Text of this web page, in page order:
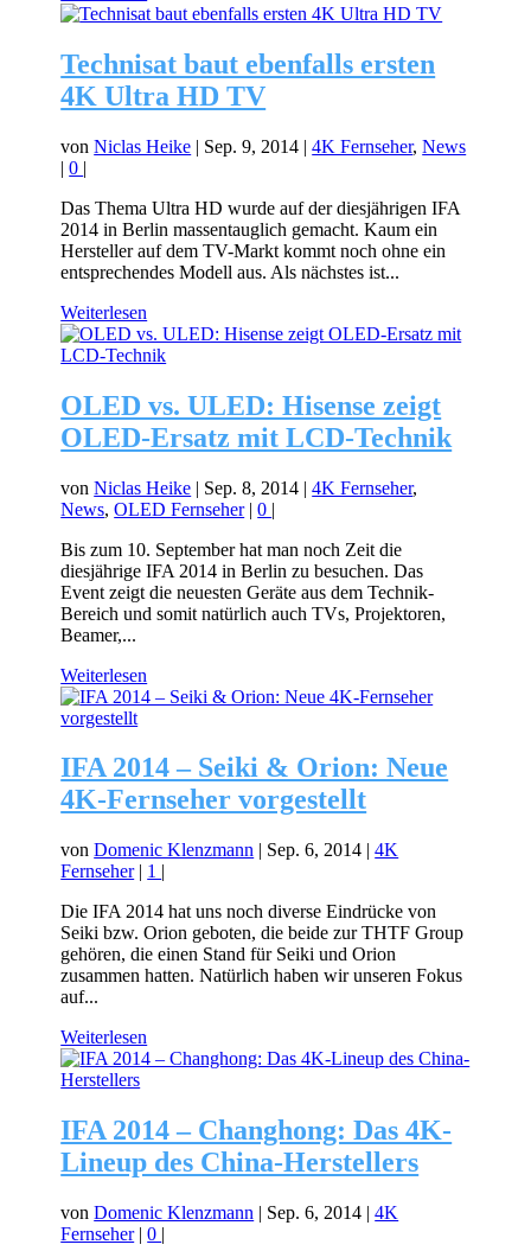
Technisat baut ebenfalls ersten
4K Ultra HD TV
vonNiclas Heike | Sep. 9, 2014 |4K Fernseher,News
|0 |
Das Thema Ultra HD wurde auf der diesjährigen IFA
2014 in Berlin massentauglich gemacht. Kaum ein
Hersteller auf dem TV-Markt kommt noch ohne ein
entsprechendes Modell aus. Als nächstes ist...
Weiterlesen
OLED vs. ULED: Hisense zeigt
OLED-Ersatz mit LCD-Technik
vonNiclas Heike | Sep. 8, 2014 |4K Fernseher,
News,OLED Fernseher|0 |
Bis zum 10. September hat man noch Zeit die
diesjährige IFA 2014 in Berlin zu besuchen. Das
Event zeigt die neuesten Geräte aus dem Technik-
Bereich und somit natürlich auch TVs, Projektoren,
Beamer,...
Weiterlesen
IFA 2014 – Seiki & Orion: Neue
4K-Fernseher vorgestellt
vonDomenic Klenzmann | Sep. 6, 2014 |4K
Fernseher| 1 |
Die IFA 2014 hat uns noch diverse Eindrücke von
Seiki bzw. Orion geboten, die beide zur THTF Group
gehören, die einen Stand für Seiki und Orion
zusammen hatten. Natürlich haben wir unseren Fokus
auf...
Weiterlesen
IFA 2014 – Changhong: Das 4K-
Lineup des China-Herstellers
vonDomenic Klenzmann | Sep. 6, 2014 |4K
Fernseher|0 |